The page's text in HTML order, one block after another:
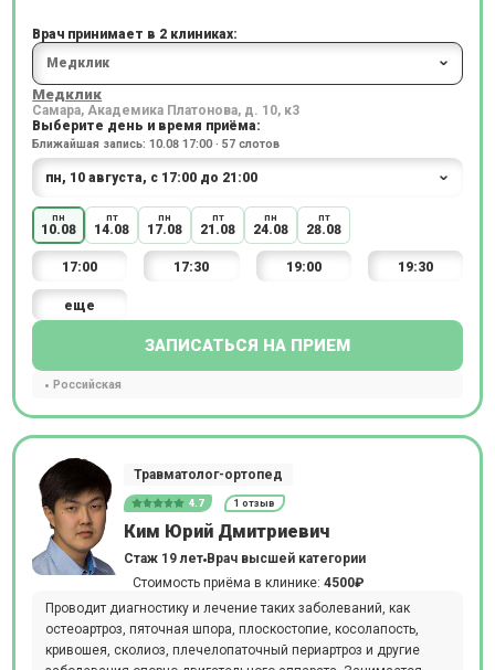
Врач принимает в 2 клиниках:
Медклик
Самара, Академика Платонова, д. 10, к3
Выберите день и время приёма:
Ближайшая запись: 10.08 17:00 · 57 слотов
пн
10.08
пт
14.08
пн
17.08
пт
21.08
пн
24.08
пт
28.08
17:00 17:30 19:00 19:30
еще
ЗАПИСАТЬСЯ НА ПРИЕМ
Российская
Травматолог-ортопед
4.7 1 отзыв
Ким Юрий Дмитриевич
Стаж 19 лет Врач высшей категории
Стоимость приёма в клинике: 4500₽
Проводит диагностику и лечение таких заболеваний, как
остеоартроз, пяточная шпора, плоскостопие, косолапость,
кривошея, сколиоз, плечелопаточный периартроз и другие